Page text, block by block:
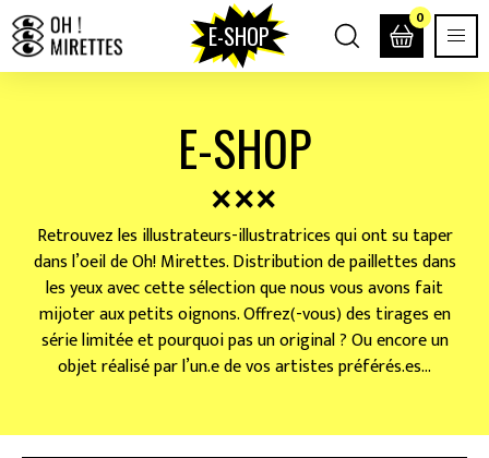
E-SHOP
0
E-SHOP
Retrouvez les illustrateurs-illustratrices qui ont su taper
dans l’oeil de Oh! Mirettes. Distribution de paillettes dans
les yeux avec cette sélection que nous vous avons fait
mijoter aux petits oignons. Offrez(-vous) des tirages en
série limitée et pourquoi pas un original ? Ou encore un
objet réalisé par l’un.e de vos artistes préférés.es…